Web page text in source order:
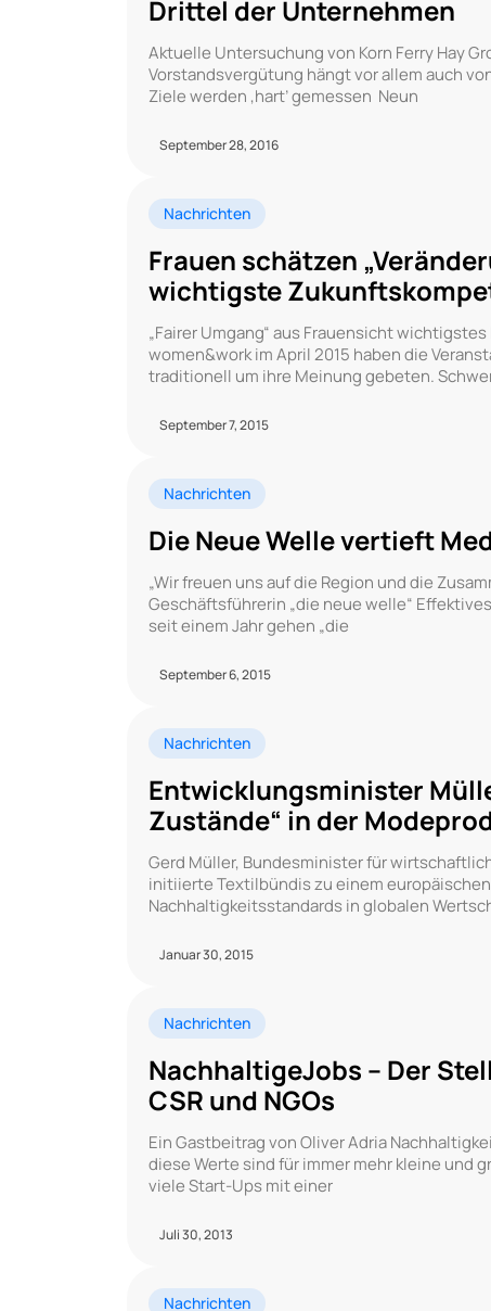
Drittel der Unternehmen
Aktuelle Untersuchung von Korn Ferry Hay
Vorstandsvergütung hängt vor allem auch
Ziele werden ‚hart’ gemessen Neun
September 28, 2016
Nachrichten
Frauen schätzen
wichtigste
„Fairer Umgang“ aus Frauensicht
women&work im April 2015 haben die
traditionell um ihre Meinung gebeten.
September 7, 2015
Nachrichten
Die Neue Welle vertieft
„Wir freuen uns auf die Region und die
Geschäftsführerin „die neue welle“
seit einem Jahr gehen „die
September 6, 2015
Nachrichten
Entwicklungsminister
Zustände“ in der
Gerd Müller, Bundesminister für
initiierte Textilbündis zu einem
Nachhaltigkeitsstandards in globalen
Januar 30, 2015
Nachrichten
NachhaltigeJobs – Der
CSR und NGOs
Ein Gastbeitrag von Oliver Adria
diese Werte sind für immer mehr kleine und
viele Start-Ups mit einer
Juli 30, 2013
Nachrichten